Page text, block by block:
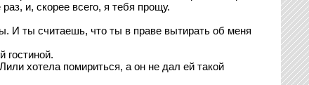
и, скорее всего, я тебя прощу.
И ты считаешь, что ты в праве вытирать об меня
гостиной.
хотела помириться, а он не дал ей такой